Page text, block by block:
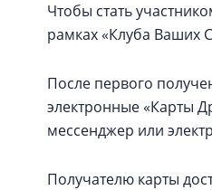
Чтобы стать
рамках «Клуба Ваших
После первого
электронные «Карты
мессенджер или
Получателю карты